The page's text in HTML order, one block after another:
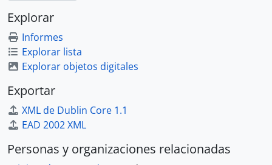
Explorar
Informes
Explorar lista
Explorar objetos digitales
Exportar
XML de Dublin Core 1.1
EAD 2002 XML
Personas y organizaciones relacionadas